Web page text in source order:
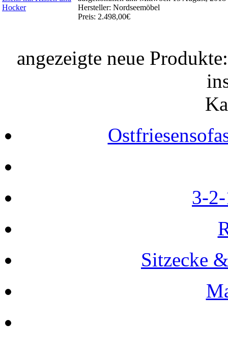
Hersteller: Nordseemöbel
Preis: 2.498,00€
angezeigte neue
3-
Sitzecke